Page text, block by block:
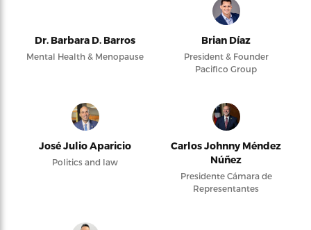
Dr. Barbara D. Barros
Mental Health & Menopause
Brian Díaz
President & Founder
Pacifico Group
José Julio Aparicio
Politics and law
Carlos Johnny Méndez
Núñez
Presidente Cámara de
Representantes